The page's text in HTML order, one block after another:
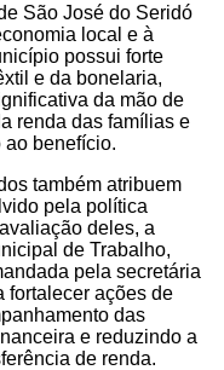
São José do Seridó
local e à
possui forte
e da bonelaria,
da mão de
renda das famílias e
benefício.
também atribuem
pela política
deles, a
de Trabalho,
pela secretária
fortalecer ações de
das
e reduzindo a
de renda.